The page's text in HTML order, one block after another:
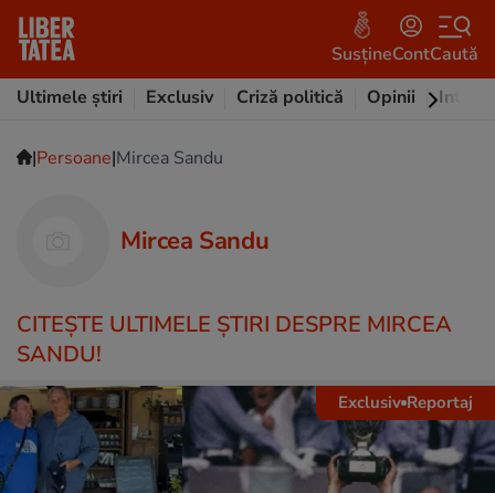
SusțineContCaută
Ultimele știri
Exclusiv Criză politică Opinii
|Persoane|Mircea Sandu
Mircea Sandu
CITEŞTE ULTIMELE ŞTIRI DESPRE MIRCEA
SANDU!
Exclusiv Reportaj